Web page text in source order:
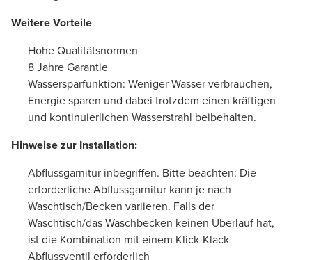
Weitere Vorteile
Hohe Qualitätsnormen
8 Jahre Garantie
Wassersparfunktion: Weniger Wasser verbrauchen,
Energie sparen und dabei trotzdem einen kräftigen
und kontinuierlichen Wasserstrahl beibehalten.
Hinweise zur Installation:
Abflussgarnitur inbegriffen. Bitte beachten: Die
erforderliche Abflussgarnitur kann je nach
Waschtisch/Becken variieren. Falls der
Waschtisch/das Waschbecken keinen Überlauf hat,
ist die Kombination mit einem Klick-Klack
Abflussventil erforderlich